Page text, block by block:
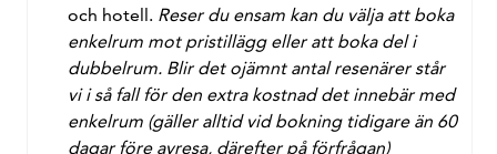
och hotell. Reser du ensam kan du välja att boka
enkelrum mot pristillägg eller att boka del i
dubbelrum. Blir det ojämnt antal resenärer står
vi i så fall för den extra kostnad det innebär med
enkelrum (gäller alltid vid bokning tidigare än 60
dagar före avresa, därefter på förfrågan)